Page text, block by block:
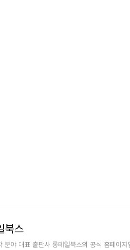
북스
분야 대표 출판사 롱테일북스의 공식 홈페이지